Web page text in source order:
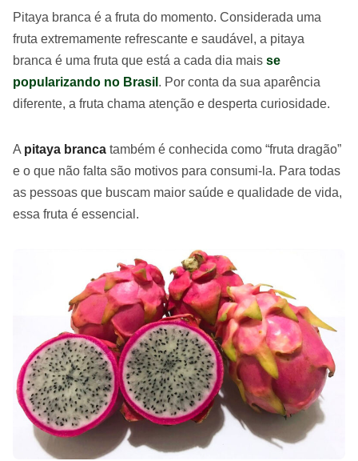
Pitaya branca é a fruta do momento. Considerada uma
fruta extremamente refrescante e saudável, a pitaya
branca é uma fruta que está a cada dia mais se
popularizando no Brasil . Por conta da sua aparência
diferente, a fruta chama atenção e desperta curiosidade.
A pitaya branca também é conhecida como “fruta dragão”
e o que não falta são motivos para consumi-la. Para todas
as pessoas que buscam maior saúde e qualidade de vida,
essa fruta é essencial.